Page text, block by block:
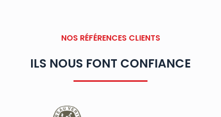
NOS RÉFÉRENCES CLIENTS
ILS NOUS FONT CONFIANCE